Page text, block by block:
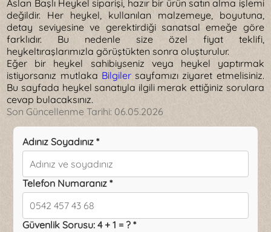
Aslan Başlı Heykel siparişi, hazır bir ürün satın alma işlemi
değildir. Her heykel, kullanılan malzemeye, boyutuna,
detay seviyesine ve gerektirdiği sanatsal emeğe göre
farklıdır. Bu nedenle size özel fiyat teklifi,
heykeltıraşlarımızla görüştükten sonra oluşturulur.
Eğer bir heykel sahibiyseniz veya heykel yaptırmak
istiyorsanız mutlaka Bilgilersayfamızı ziyaret etmelisiniz.
Bu sayfada heykel sanatıyla ilgili merak ettiğiniz sorulara
cevap bulacaksınız.
Son Güncellenme Tarihi: 06.05.2026
Adınız Soyadınız *
Telefon Numaranız *
Güvenlik Sorusu: 4 + 1 = ? *